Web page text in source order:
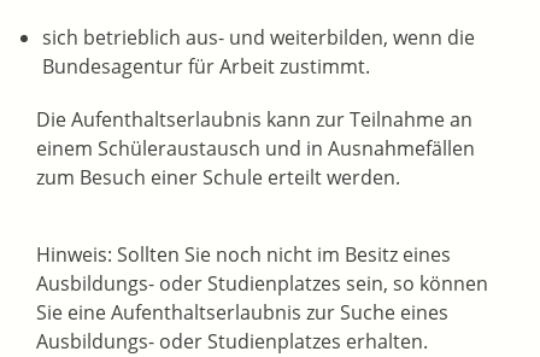
sich betrieblich aus- und weiterbilden, wenn die
Bundesagentur für Arbeit zustimmt.
Die Aufenthaltserlaubnis kann zur Teilnahme an
einem Schüleraustausch und in Ausnahmefällen
zum Besuch einer Schule erteilt werden.
Hinweis: Sollten Sie noch nicht im Besitz eines
Ausbildungs- oder Studienplatzes sein, so können
Sie eine Aufenthaltserlaubnis zur Suche eines
Ausbildungs- oder Studienplatzes erhalten.